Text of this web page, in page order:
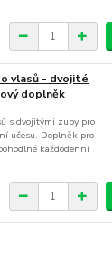
vlasů - dvojité
doplněk
s dvojitými zuby pro
účesu. Doplněk pro
každodenní